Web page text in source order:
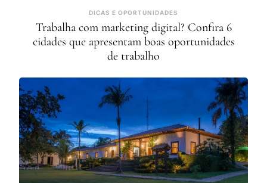
DICAS E OPORTUNIDADES
Trabalha com marketing digital? Confira 6
cidades que apresentam boas oportunidades
de trabalho